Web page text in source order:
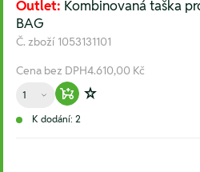
Outlet: Kombinovaná taška
BAG
Č. zboží 1053131101
Cena bez DPH4.610,00 Kč
Množství
Warenkorb hinzufügen
Zur Wunschliste
K dodání: 2